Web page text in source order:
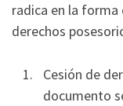
radica en la forma
derechos
Cesión de
documento